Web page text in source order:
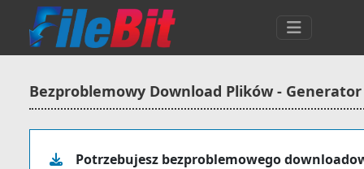
Bezproblemowy Download Plików -
Potrzebujesz bezproblemowego